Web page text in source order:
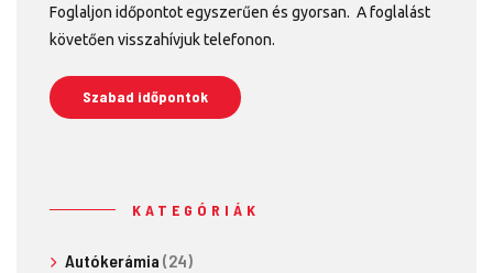
Foglaljon időpontot egyszerűen és gyorsan. A foglalást
követően visszahívjuk telefonon.
Szabad időpontok
KATEGÓRIÁK
Autókerámia (24)